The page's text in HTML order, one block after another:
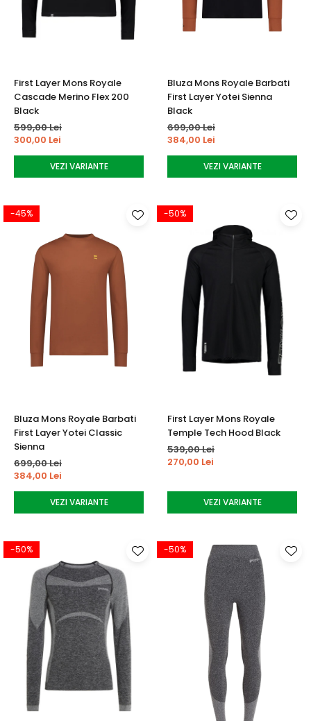
Pantaloni outdoor
Sepci
Bustiere
Underwear
First Layer Mons Royale
Cascade Merino Flex 200
Black
599,00 Lei
300,00 Lei
VEZI VARIANTE
Bluza Mons Royale Barbati
First Layer Yotei Sienna
Black
699,00 Lei
384,00 Lei
VEZI VARIANTE
-45%
Bluza Mons Royale Barbati
First Layer Yotei Classic
Sienna
699,00 Lei
384,00 Lei
VEZI VARIANTE
-50%
First Layer Mons Royale
Temple Tech Hood Black
539,00 Lei
270,00 Lei
VEZI VARIANTE
-50% -50%